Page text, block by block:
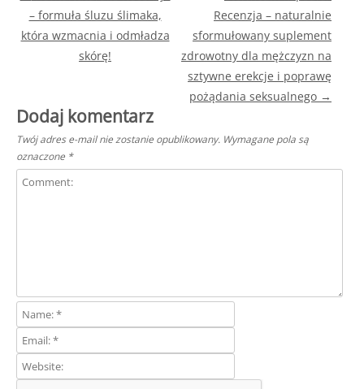
– formuła śluzu ślimaka,
która wzmacnia i odmładza
skórę!
Recenzja – naturalnie
sformułowany suplement
zdrowotny dla mężczyzn na
sztywne erekcje i poprawę
pożądania seksualnego →
Dodaj komentarz
Twój adres e-mail nie zostanie opublikowany. Wymagane pola są
oznaczone *